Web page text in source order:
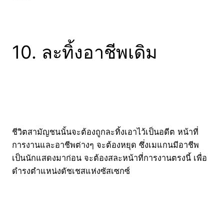
10. ละทิ้งอาชีพเดิม
ชีวิตสามัญชนนั้นจะต้องถูกละทิ้งเอาไว้เป็นอดีต หน้าที่
การงานและอาชีพต่างๆ จะต้องหยุด ซึ่งเมแกนมีอาชีพ
เป็นนักแสดงมาก่อน จะต้องสละหน้าที่การงานตรงนี้ เพื่อ
ดำรงตำแหน่งดัชเชสแห่งซัสเซกซ์